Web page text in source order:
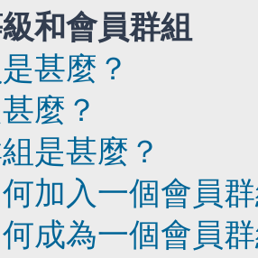
和會員群組
甚麼？
麼？
是甚麼？
加入一個會員
成為一個會員